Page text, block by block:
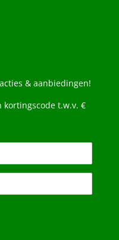
& aanbiedingen!
t.w.v. €